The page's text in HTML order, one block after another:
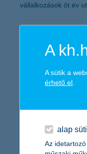
vállalkozások öt év
2015.01.27.
„A támogatott
továbbra is van
jelentős
2015.01.26.
A
A sütik a
érhető el
alap
Az